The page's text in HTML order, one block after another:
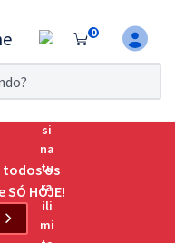
0
da
todos os
HOJE!